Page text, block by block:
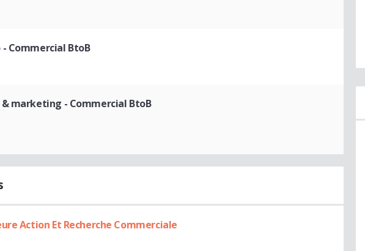
- Commercial BtoB
& marketing - Commercial BtoB
Action Et Recherche Commerciale